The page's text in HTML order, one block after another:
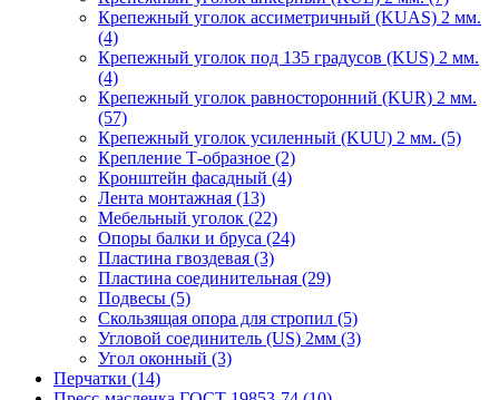
Крепежный уголок ассиметричный (KUAS) 2 мм.
(4)
Крепежный уголок под 135 градусов (KUS) 2 мм.
(4)
Крепежный уголок равносторонний (KUR) 2 мм.
(57)
Крепежный уголок усиленный (KUU) 2 мм. (5)
Крепление Т-образное (2)
Кронштейн фасадный (4)
Лента монтажная (13)
Мебельный уголок (22)
Опоры балки и бруса (24)
Пластина гвоздевая (3)
Пластина соединительная (29)
Подвесы (5)
Скользящая опора для стропил (5)
Угловой соединитель (US) 2мм (3)
Угол оконный (3)
Перчатки (14)